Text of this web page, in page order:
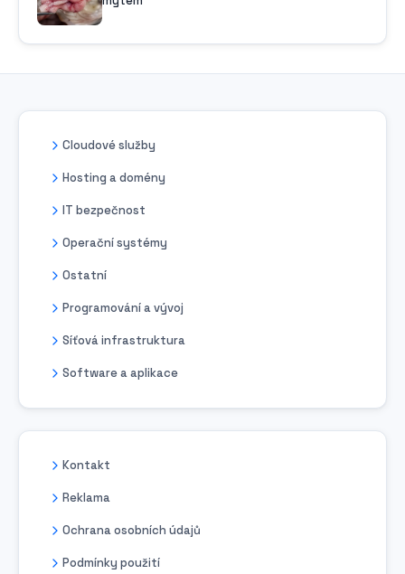
Cloudové služby
Hosting a domény
IT bezpečnost
Operační systémy
Ostatní
Programování a vývoj
Síťová infrastruktura
Software a aplikace
Kontakt
Reklama
Ochrana osobních údajů
Podmínky použití